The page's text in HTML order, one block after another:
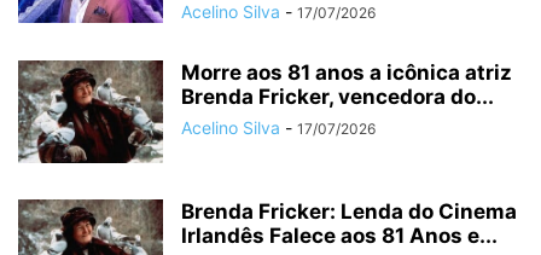
Acelino Silva - 17/07/2026
Morre aos 81 anos a icônica atriz
Brenda Fricker, vencedora do...
Acelino Silva - 17/07/2026
Brenda Fricker: Lenda do Cinema
Irlandês Falece aos 81 Anos e...